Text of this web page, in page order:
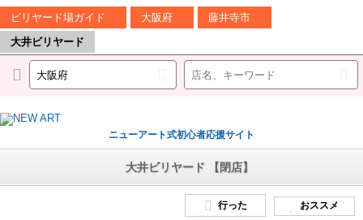
ビリヤード場ガイド
大阪府
藤井寺市
大井ビリヤード
ニューアート式初心者応援サイト
大井ビリヤード 【閉店】
行った おススメ